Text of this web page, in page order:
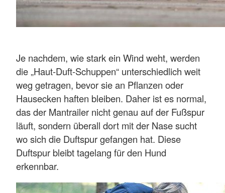
Je nachdem, wie stark ein Wind weht, werden
die „Haut-Duft-Schuppen“ unterschiedlich weit
weg getragen, bevor sie an Pflanzen oder
Hausecken haften bleiben. Daher ist es normal,
das der Mantrailer nicht genau auf der Fußspur
läuft, sondern überall dort mit der Nase sucht
wo sich die Duftspur gefangen hat. Diese
Duftspur bleibt tagelang für den Hund
erkennbar.